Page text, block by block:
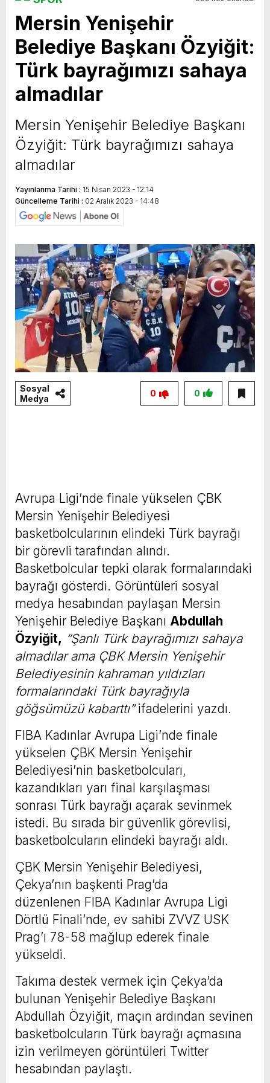
yeni özellikler belli oldu
Mersin Yenişehir
Belediye Başkanı Özyiğit:
Türk bayrağımızı sahaya
almadılar
Mersin Yenişehir Belediye Başkanı
Özyiğit: Türk bayrağımızı sahaya
almadılar
Yayınlanma Tarihi : 15 Nisan 2023 - 12:14
Güncelleme Tarihi : 02 Aralık 2023 - 14:48
Sosyal
Medya
0
0
Avrupa Ligi’nde finale yükselen ÇBK
Mersin Yenişehir Belediyesi
basketbolcularının elindeki Türk bayrağı
bir görevli tarafından alındı.
Basketbolcular tepki olarak formalarındaki
bayrağı gösterdi. Görüntüleri sosyal
medya hesabından paylaşan Mersin
Yenişehir Belediye Başkanı Abdullah
Özyiğit, “Şanlı Türk bayrağımızı sahaya
almadılar ama ÇBK Mersin Yenişehir
Belediyesinin kahraman yıldızları
formalarındaki Türk bayrağıyla
göğsümüzü kabarttı”ifadelerini yazdı.
FIBA Kadınlar Avrupa Ligi’nde finale
yükselen ÇBK Mersin Yenişehir
Belediyesi’nin basketbolcuları,
kazandıkları yarı final karşılaşması
sonrası Türk bayrağı açarak sevinmek
istedi. Bu sırada bir güvenlik görevlisi,
basketbolcuların elindeki bayrağı aldı.
ÇBK Mersin Yenişehir Belediyesi,
Çekya’nın başkenti Prag’da
düzenlenen FIBA Kadınlar Avrupa Ligi
Dörtlü Finali’nde, ev sahibi ZVVZ USK
Prag’ı 78-58 mağlup ederek finale
yükseldi.
Takıma destek vermek için Çekya’da
bulunan Yenişehir Belediye Başkanı
Abdullah Özyiğit, maçın ardından sevinen
basketbolcuların Türk bayrağı açmasına
izin verilmeyen görüntüleri Twitter
hesabından paylaştı.